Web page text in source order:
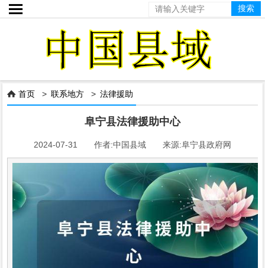

 首页 >联系地方 >法律援助
阜宁县法律援助中心
2024-07-31 作者:中国县域 来源:阜宁县政府网